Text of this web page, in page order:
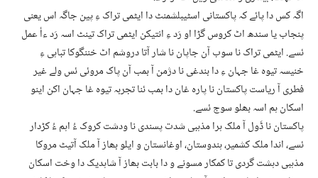
اگہ کس دا پائے کہ پاکستانی اسٹیبلشمنٹ دا ایٹمی تراک ءِ پین جاگہ اس یعنی
پنجاب یا سندھ اٹ کروس گڑا او رَد ءِ انتیکن ایٹمی تراک تینٹ اسہ رَد ءأ عمل
ئسے. ایٹمی تراک نا سوب آن جاپان نا شار آتا دروشم اٹ خننگوکا تباہی ءِ
خنیسہ تیوہ غا جہان ءِ دا بندغی نا دژمن آ بمب آن پاک مروئی ئس ولے غیر
فطری آ ریاست پاکستان نا پارہ غان دا بمب ئنا تجربہ تیوہ غا جہان اکن اینو
اسکان ہم اسہ بھلو سوج ئسے.
پاکستان نا ڈَول آ ملک ہرا مذہبی شدت پسندی نا ودشت کروک ءُ اہم ءُ کڑدار
ئسے، اندا ملک کشمیر، ہندوستان، اوغانستان و ایلو بھاز آ ملک آتیٹ مروکا
مذہبی دہشت گردی تا کمکار مسونے و دا بابت بھاز آ شاہدیک دا وخت اسکان